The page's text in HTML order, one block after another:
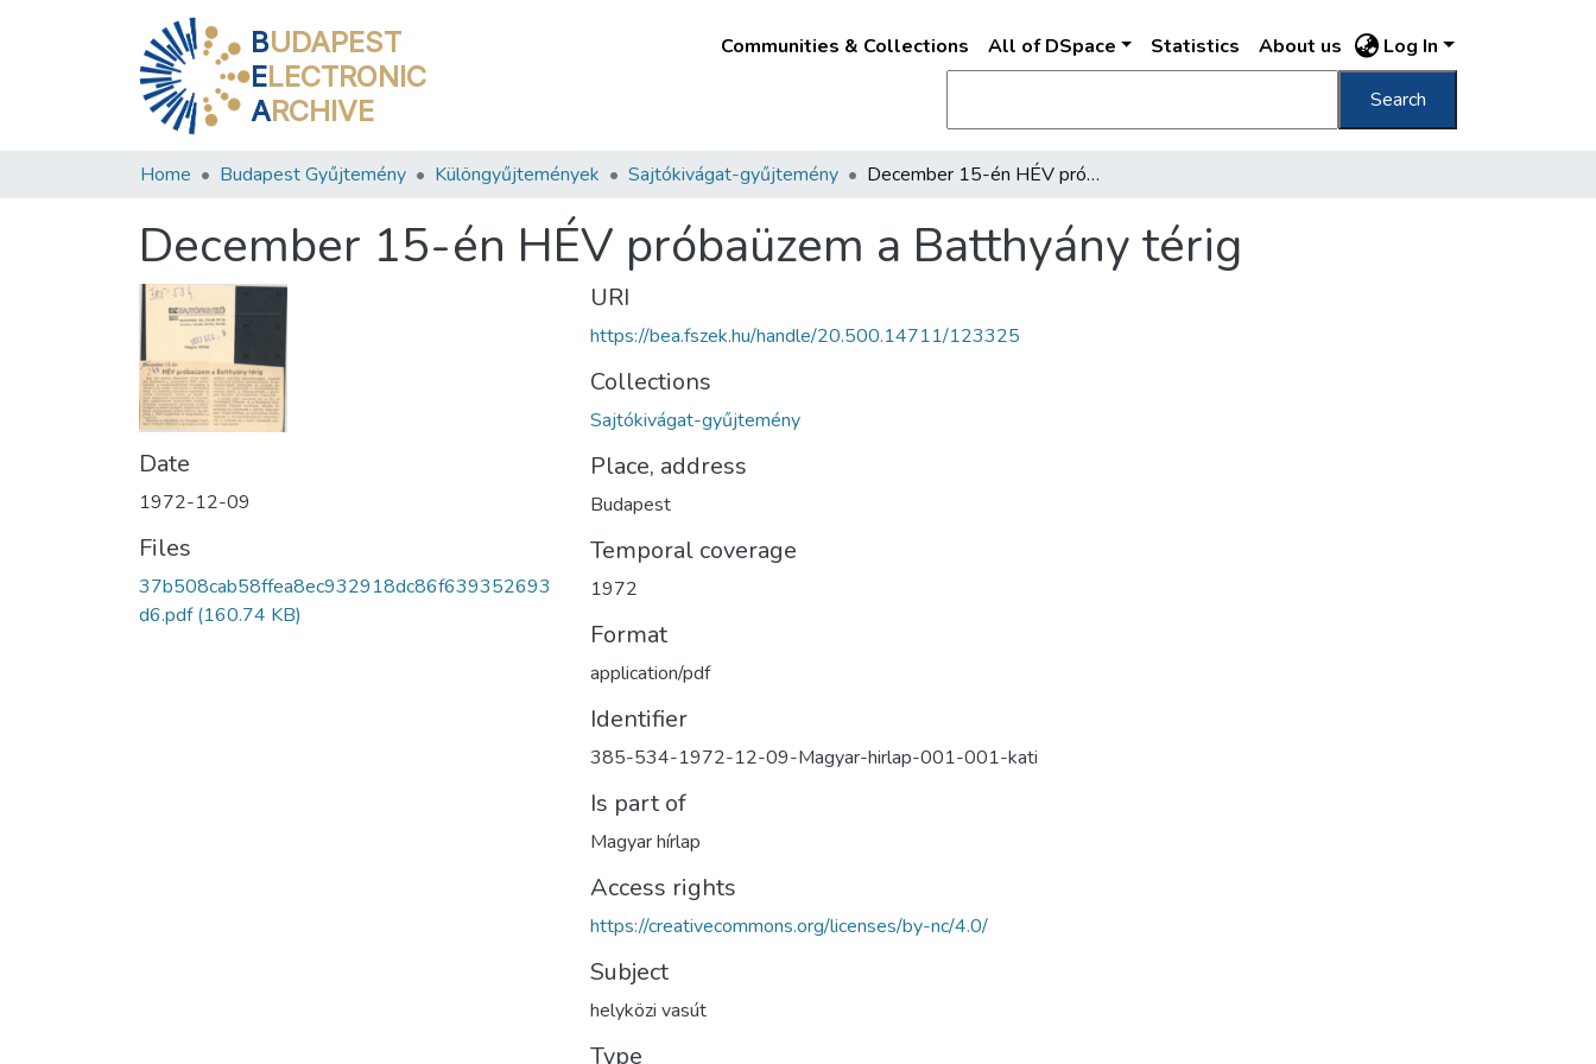
BUDAPEST
ELECTRONIC
ARCHIVE
Communities & Collections All of DSpace Statistics About us Log In
Search
Home Budapest Gyűjtemény Különgyűjtemények Sajtókivágat-gyűjtemény December 15-én HÉV próbaüzem a Batthyány térig
December 15-én HÉV próbaüzem a Batthyány térig
Date
1972-12-09
Files
37b508cab58ffea8ec932918dc86f639352693
d6.pdf(160.74 KB)
URI
https://bea.fszek.hu/handle/20.500.14711/123325
Collections
Sajtókivágat-gyűjtemény
Place, address
Budapest
Temporal coverage
1972
Format
application/pdf
Identifier
385-534-1972-12-09-Magyar-hirlap-001-001-kati
Is part of
Magyar hírlap
Access rights
https://creativecommons.org/licenses/by-nc/4.0/
Subject
helyközi vasút
Type